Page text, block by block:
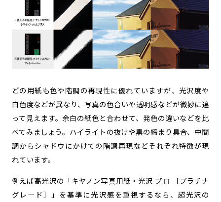
どの用紙も色や階調の再現性に優れていますが、光沢度や
白色度などが異なり、写真の色合いや透明感などが微妙に違
って見えます。余白の紙色と合わせて、発色の違いなどを比
べてみましょう。ハイライトの抜けや黒の締まり具合、中間
調からシャドウにかけての階調再現などそれぞれ特徴が現
れています。
例えば高光沢の「キヤノン写真用紙・光沢 プロ ［プラチナ
グレード］」を基準に光沢感を重視するなら、超光沢の